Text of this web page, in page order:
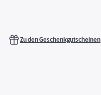
Zu den Geschenkgutscheinen